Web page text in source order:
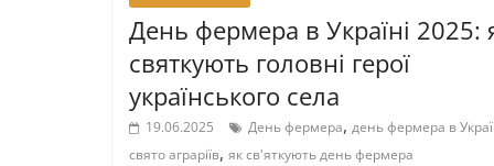
День фермера в Україні 2025:
святкують головні герої
українського села
19.06.2025 День фермера, день фермера в
свято аграріїв, як св'яткують день фермера